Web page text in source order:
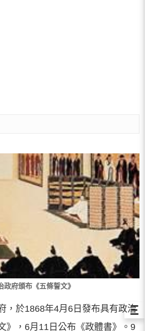
政府頒布《五條誓文》
，於1868年4月6日發布具有政治
》，6月11日公布《政體書》。9
Ξ